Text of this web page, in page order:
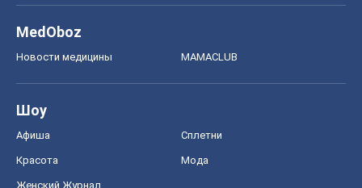
MedOboz
Новости медицины MAMACLUB
Шоу
Афиша Сплетни
Красота Мода
Женский Журнал